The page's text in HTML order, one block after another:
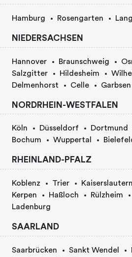
Hamburg Rosengarten
NIEDERSACHSEN
Hannover Braunschweig
Salzgitter
Hildesheim
Delmenhorst
Celle Garbsen
NORDRHEIN-WESTFALEN
Köln Düsseldorf Dortmund
Bochum
Wuppertal
RHEINLAND-PFALZ
Koblenz Trier Kaiserslautern
Kerpen
Haßloch Rülzheim
Ladenburg
SAARLAND
Saarbrücken Sankt Wendel